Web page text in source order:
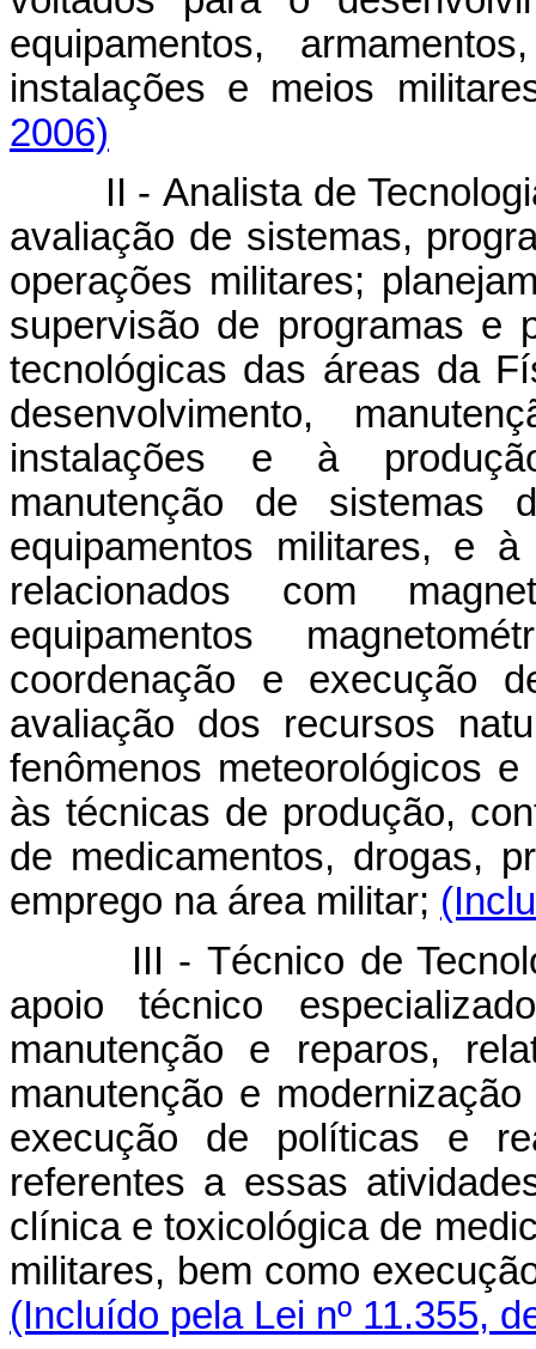
equipamentos,
instalações e meios
2006)
II - Analista de Tecnologia
avaliação de sistemas,
operações militares;
supervisão de programas e
tecnológicas das áreas da
desenvolvimento,
instalações e à
manutenção de sistemas
equipamentos militares, e
relacionados com
equipamentos
coordenação e execução
avaliação dos recursos
fenômenos meteorológicos
às técnicas de produção,
de medicamentos, drogas,
emprego na área militar;
III - Técnico de
apoio técnico
manutenção e reparos,
manutenção e
execução de políticas e
referentes a essas
clínica e toxicológica de
militares, bem como
(Incluído pela Lei nº 11.355,